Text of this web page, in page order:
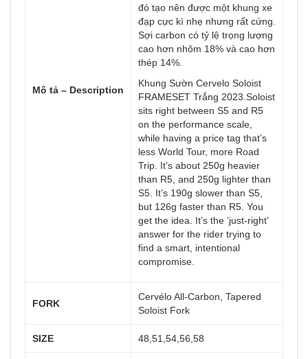
Mô tả – Description
đó tạo nên được một khung xe
đạp cực kì nhẹ nhưng rất cứng.
Sợi carbon có tỷ lệ trọng lượng
cao hơn nhôm 18% và cao hơn
thép 14%.
Khung Sườn Cervelo Soloist
FRAMESET Trắng 2023.Soloist
sits right between S5 and R5
on the performance scale,
while having a price tag that’s
less World Tour, more Road
Trip. It’s about 250g heavier
than R5, and 250g lighter than
S5. It’s 190g slower than S5,
but 126g faster than R5. You
get the idea. It’s the ‘just-right’
answer for the rider trying to
find a smart, intentional
compromise.
FORK
Cervélo All-Carbon, Tapered
Soloist Fork
SIZE 48,51,54,56,58